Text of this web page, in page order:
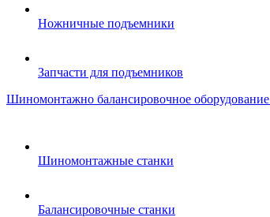
Ножничные подъемники
Запчасти для подъемников
Шиномонтажно балансировочное оборудование
Шиномонтажные станки
Балансировочные станки